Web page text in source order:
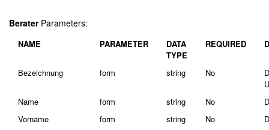
BeraterParameters:
NAME PARAMETER
DATA
TYPE
REQUIRED
Bezeichnung form string No
Name
form string No
Vorname
form string No